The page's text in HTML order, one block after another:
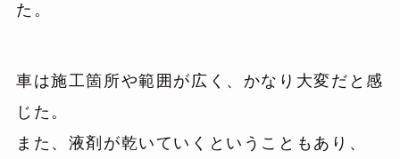
た。
車は施工箇所や範囲が広く、かなり大変だと感
じた。
また、液剤が乾いていくということもあり、